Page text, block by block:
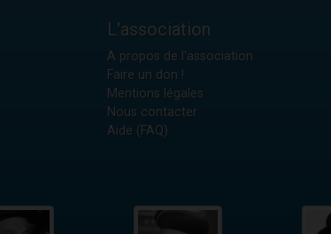
L'association
A propos de l'association
Faire un don !
Mentions légales
Nous contacter
Aide (FAQ)